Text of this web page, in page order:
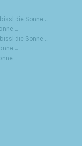
die Sonne …
…
die Sonne …
…
…